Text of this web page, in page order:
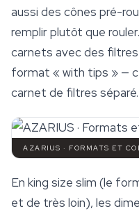
aussi des cônes pré-
remplir plutôt que
carnets avec des
format « with tips » —
carnet de filtres séparé.
AZARIUS · FORMATS ET
En king size slim (le
et de très loin), les